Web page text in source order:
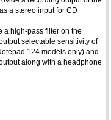
a stereo input for CD
a high-pass filter on the
selectable sensitivity of
124 models only) and
along with a headphone